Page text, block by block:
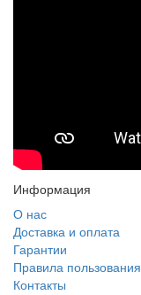
Информация
О нас
Доставка и оплата
Гарантии
Правила пользования
Контакты